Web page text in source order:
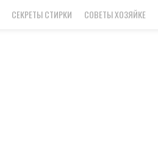
СЕКРЕТЫ СТИРКИ СОВЕТЫ ХОЗЯЙКЕ